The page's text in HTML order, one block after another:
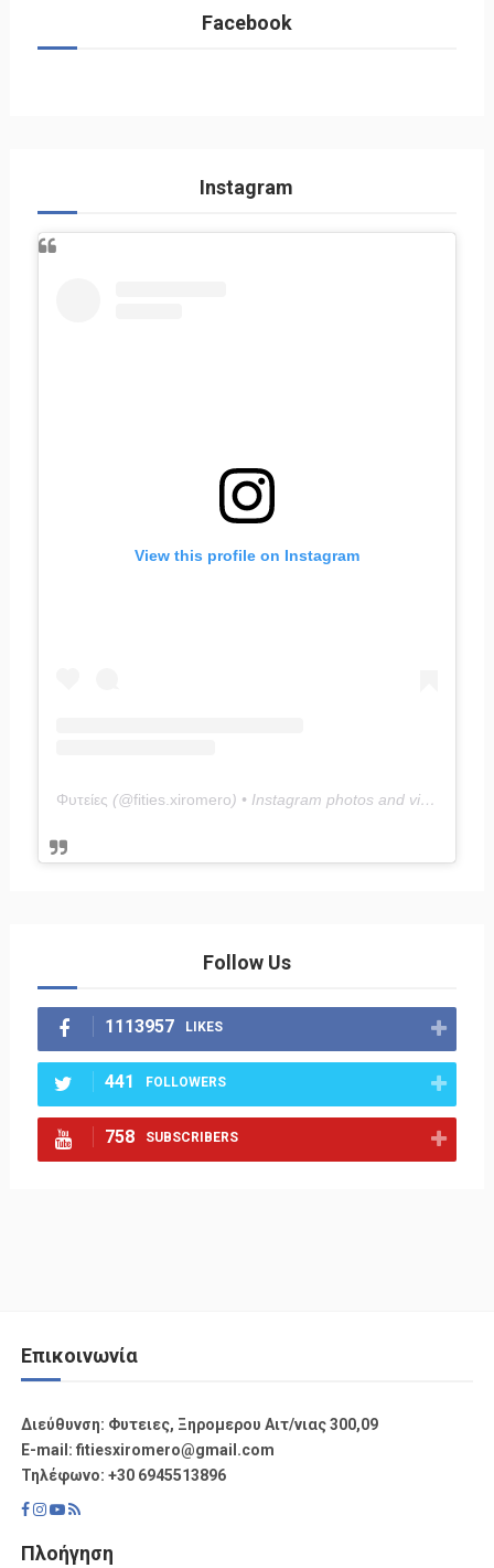
Facebook
Instagram
View this profile on Instagram
Φυτείες (@fities.xiromero) • Instagram photos and videos
Follow Us
1113957 LIKES
441 FOLLOWERS
758 SUBSCRIBERS
Επικοινωνία
Διεύθυνση: Φυτειες, Ξηρομερου Αιτ/νιας 300,09
Ε-mail: fitiesxiromero@gmail.com
Τηλέφωνο: +30 6945513896
Πλοήγηση